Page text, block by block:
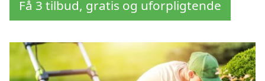
Få 3 tilbud, gratis og uforpligtende